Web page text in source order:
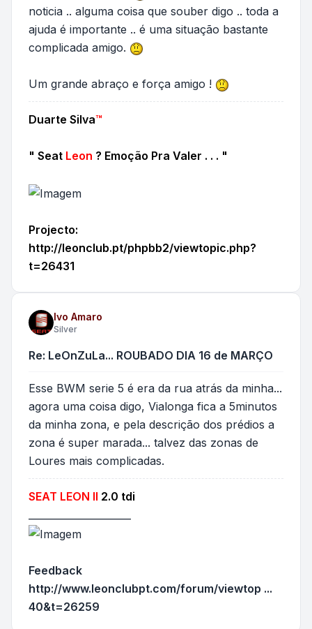
noticia .. alguma coisa que souber digo .. toda a
ajuda é importante .. é uma situação bastante
complicada amigo.
Um grande abraço e força amigo !
Duarte Silva™
" Seat Leon ? Emoção Pra Valer . . . "
Projecto:
http://leonclub.pt/phpbb2/viewtopic.php?
t=26431
Ivo Amaro
Silver
Re: LeOnZuLa... ROUBADO DIA 16 de MARÇO
Esse BWM serie 5 é era da rua atrás da minha...
agora uma coisa digo, Vialonga fica a 5minutos
da minha zona, e pela descrição dos prédios a
zona é super marada... talvez das zonas de
Loures mais complicadas.
SEAT LEON II 2.0 tdi
Feedback
http://www.leonclubpt.com/forum/viewtop ...
40&t=26259